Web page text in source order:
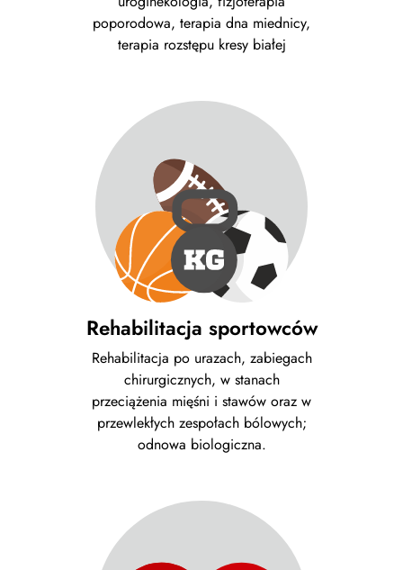
poporodowa, terapia dna miednicy,
terapia rozstępu kresy białej
Rehabilitacja sportowców
Rehabilitacja po urazach, zabiegach
chirurgicznych, w stanach
przeciążenia mięśni i stawów oraz w
przewlekłych zespołach bólowych;
odnowa biologiczna.